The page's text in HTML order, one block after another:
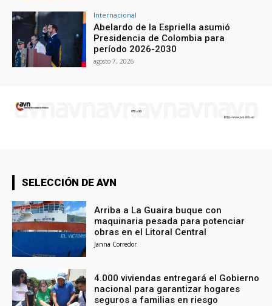
Internacional
Abelardo de la Espriella asumió
Presidencia de Colombia para
período 2026-2030
agosto 7, 2026
SELECCIÓN DE AVN
Arriba a La Guaira buque con
maquinaria pesada para potenciar
obras en el Litoral Central
Janna Corredor
4.000 viviendas entregará el Gobierno
nacional para garantizar hogares
seguros a familias en riesgo